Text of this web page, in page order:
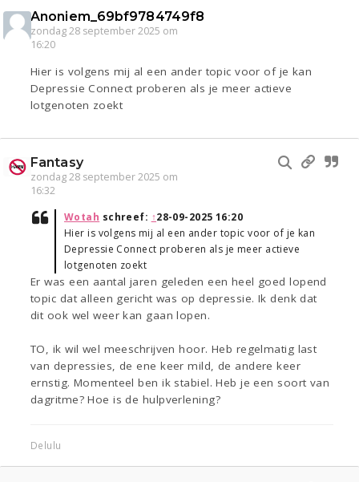
Anoniem_69bf9784749f8
zondag 28 september 2025 om
16:20
Hier is volgens mij al een ander topic voor of je kan
Depressie Connect proberen als je meer actieve
lotgenoten zoekt
Fantasy
zondag 28 september 2025 om
16:32
Wotah schreef: ↑28-09-2025 16:20
Hier is volgens mij al een ander topic voor of je kan
Depressie Connect proberen als je meer actieve
lotgenoten zoekt
Er was een aantal jaren geleden een heel goed lopend
topic dat alleen gericht was op depressie. Ik denk dat
dit ook wel weer kan gaan lopen.
TO, ik wil wel meeschrijven hoor. Heb regelmatig last
van depressies, de ene keer mild, de andere keer
ernstig. Momenteel ben ik stabiel. Heb je een soort van
dagritme? Hoe is de hulpverlening?
Delulu